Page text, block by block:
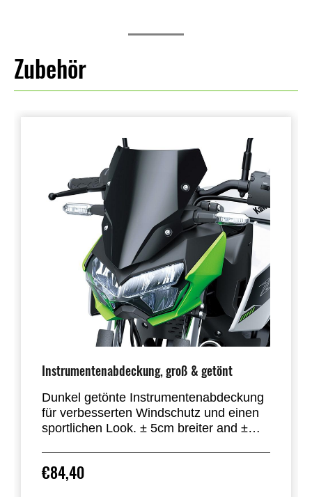
Zubehör
Instrumentenabdeckung, groß & getönt
Dunkel getönte Instrumentenabdeckung
für verbesserten Windschutz und einen
sportlichen Look. ± 5cm breiter and ±
€84,40